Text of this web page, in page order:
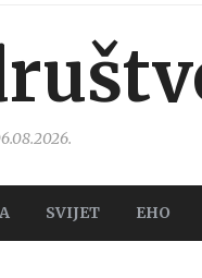
SVIJET EHO